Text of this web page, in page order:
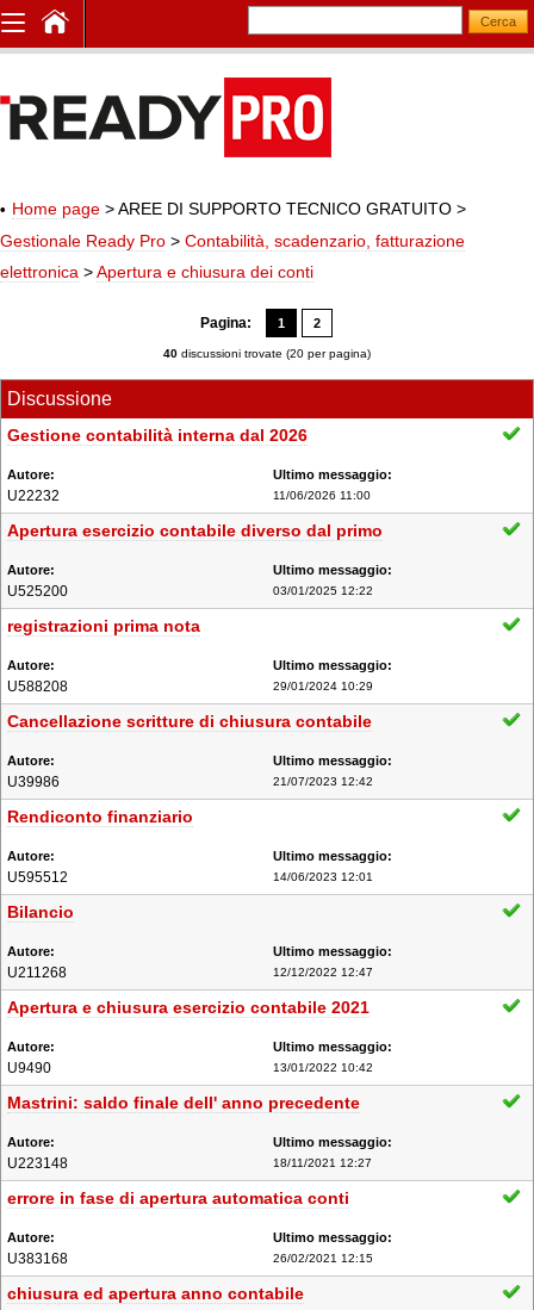
Home page > AREE DI SUPPORTO TECNICO GRATUITO >
Gestionale Ready Pro > Contabilità, scadenzario, fatturazione
elettronica >Apertura e chiusura dei conti
Pagina: 1 2
40 discussioni trovate (20 per pagina)
Discussione
Gestione contabilità interna dal 2026
U22232 11/06/2026 11:00
Apertura esercizio contabile diverso dal primo
U525200 03/01/2025 12:22
registrazioni prima nota
U588208 29/01/2024 10:29
Cancellazione scritture di chiusura contabile
U39986 21/07/2023 12:42
Rendiconto finanziario
U595512 14/06/2023 12:01
Bilancio
U211268 12/12/2022 12:47
Apertura e chiusura esercizio contabile 2021
U9490 13/01/2022 10:42
Mastrini: saldo finale dell' anno precedente
U223148 18/11/2021 12:27
errore in fase di apertura automatica conti
U383168 26/02/2021 12:15
chiusura ed apertura anno contabile